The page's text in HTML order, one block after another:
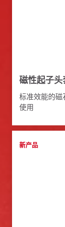
磁性起子
标准效能的磁
使用
新产品